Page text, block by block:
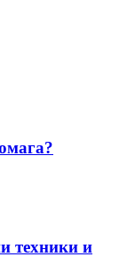
техники и